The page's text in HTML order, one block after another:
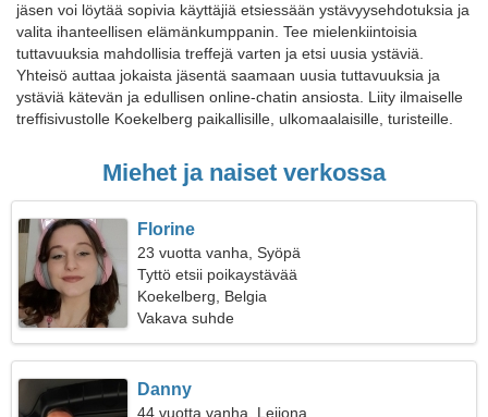
jäsen voi löytää sopivia käyttäjiä etsiessään ystävyysehdotuksia ja
valita ihanteellisen elämänkumppanin. Tee mielenkiintoisia
tuttavuuksia mahdollisia treffejä varten ja etsi uusia ystäviä.
Yhteisö auttaa jokaista jäsentä saamaan uusia tuttavuuksia ja
ystäviä kätevän ja edullisen online-chatin ansiosta. Liity ilmaiselle
treffisivustolle Koekelberg paikallisille, ulkomaalaisille, turisteille.
Miehet ja naiset verkossa
Florine
23 vuotta vanha, Syöpä
Tyttö etsii poikaystävää
Koekelberg, Belgia
Vakava suhde
Danny
44 vuotta vanha, Leijona